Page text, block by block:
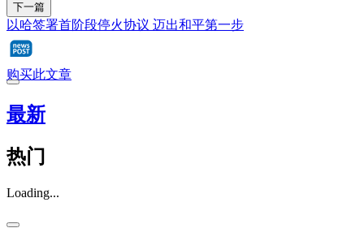
下一篇
以哈签署首阶段停火协议 迈出和平第一步
购买此文章
最新
热门
Loading...